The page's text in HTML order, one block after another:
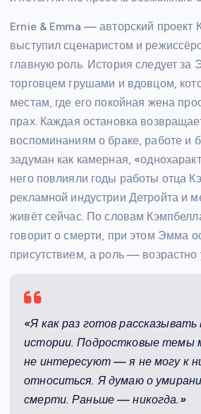
Ernie & Emma — авторский проект
выступил сценаристом и
главную роль. История следует за
торговцем грушами и вдовцом,
местам, где его покойная жена
прах. Каждая остановка
воспоминаниям о браке, работе и
задуман как камерная,
него повлияли годы работы отца
рекламной индустрии Детройта и
живёт сейчас. По словам
говорит о смерти, при этом Эмма
присутствием, а роль — возрастно
«Я как раз готов рассказывать
истории. Подростковые темы
не интересуют — я не могу к
относиться. Я думаю о
смерти. Раньше — никогда.»